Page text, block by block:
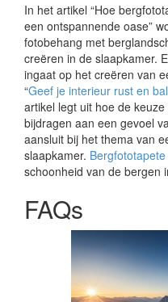
In het artikel “Hoe
een ontspannende oase”
fotobehang met
creëren in de slaapkamer.
ingaat op het creëren van
“Geef je interieur rust en
artikel legt uit hoe de
bijdragen aan een gevoel
aansluit bij het thema van
slaapkamer. Bergfototapete
schoonheid van de bergen
FAQs